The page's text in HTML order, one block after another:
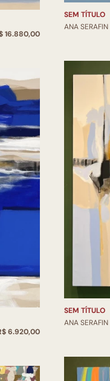
Paralelas de
dos Leões - Grupo
Museu de Arte
Guido Viaro Grupo
Cora Coralina -
de Artes Curitibano -
de Artes Plásticas
de Arte Edilson
João Pilarski - Ponta
Livro de Arte
de Arte e
da Gravura Solar
Estação Cabo
Campus - Santa
– Contemporâneo -
de Arte
Memorial de Curitiba -
Cultural Brasil
Museu de Arte
de Arte Unimed - Ponta
16.880,00
6.920,00
SEM TÍTULO
ANA SERAFIN
SEM TÍTULO
ANA SERAFIN